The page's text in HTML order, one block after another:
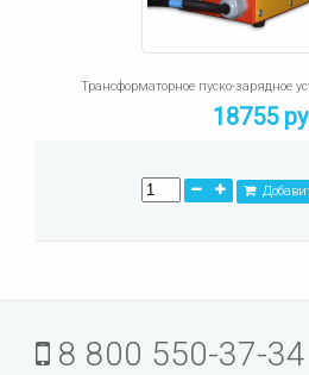
Трансформаторное пуско-зарядное
18755
8 800 550-37-34